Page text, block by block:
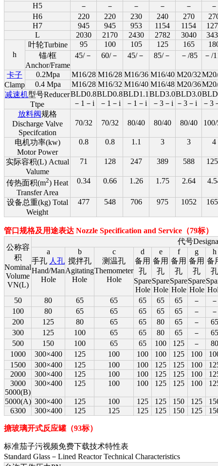
H5 － － － － －
－
H6
220 220 230 240 270
H7
945 945 953 1154 1154
L
2030 2170 2430 2782 3040
h
叶轮Turbine 95 100 105 125 165
锚/框
Anchor/Frame
45/－ 60/－ 45/－ 85/－ －/85 －/
卡子
Clamp
0.2Mpa M16/28 M16/28 M16/36 M16/40 M20/32
0.4 Mpa
M16/28 M16/32 M16/40 M16/48 M20/36
减速机型号Reducer
Ttpe
BLD0.8
－1－i
BLD0.8
－1－i
BLD1.1
－1－i
BLD3.0
－3－i
BLD3.0
－3－i
－3
放料阀规格
Discharge Valve
Specifcation
70/32 70/32 80/40 80/40 80/40
电机功率(kw)
Motor Power
0.8 0.8 1.1 3 3 4
实际容积(L) Actual
Valume
71 128 247 389 588
传热面积(m2) Heat
Transfer Area
0.34 0.66 1.26 1.75 2.64
设备总重(kg) Total
Weight
477 548 706 975 1052
管口规格及用途表达 Nozzle Specification and Service （79标）
公称容
积
Nominal
Volume
VN(L)
代号
a
手孔 人孔
Hand/Man
Hole
b
搅拌孔
Agitating
Hole
c
测温孔
Themometer
Hole
d
备用
孔
Spare
Hole
e
备用
孔
Spare
Hole
f
备用
孔
Spare
Hole
g
备用
孔
Spare
Hole
h
备
孔
50
80 65 65 65 65 65 －
－
100
80 65 65 65 65 65 －
－
200
125 80 65 65 80 65 －
65
300
125 100 65 65 80 65 －
65
500
150 100 65 65 100 125 －
80
1000
300×400 125 100 100 100 125 100
1500
300×400 125 100 100 125 125 100
2000
300×400 125 100 100 125 125 100
3000
5000(B)
300×400 125 100 100 125 125 100
5000(A) 300×400 125 100 125 125 150 125
6300
300×400 125 125 125 125 150 125
搪玻璃开式反应罐（93标）
标准茄子污视频免费下载技术特性表
Standard Glass－Lined Reactor Technical Characteristics